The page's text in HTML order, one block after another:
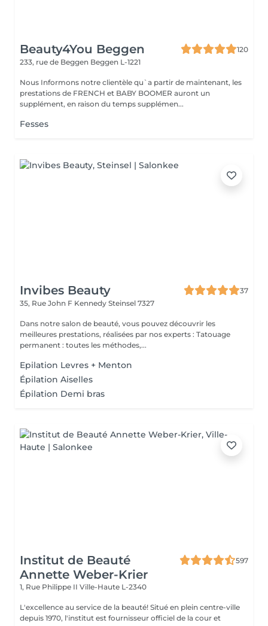
Beauty4You Beggen
120
233, rue de Beggen Beggen L-1221
Nous Informons notre clientèle qu`a partir de maintenant, les
prestations de FRENCH et BABY BOOMER auront un
supplément, en raison du temps supplémen...
Fesses
Invibes Beauty
37
35, Rue John F Kennedy Steinsel 7327
Dans notre salon de beauté, vous pouvez découvrir les
meilleures prestations, réalisées par nos experts : Tatouage
permanent : toutes les méthodes,...
Epilation Levres + Menton
Épilation Aiselles
Épilation Demi bras
Institut de Beauté
Annette Weber-Krier
597
1, Rue Philippe II Ville-Haute L-2340
L'excellence au service de la beauté! Situé en plein centre-ville
depuis 1970, l'institut est fournisseur officiel de la cour et